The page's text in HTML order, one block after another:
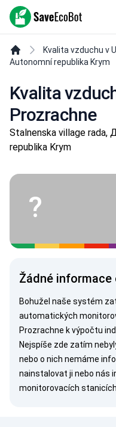
SaveEcoBot
Kvalita vzduchu v
Autonomní republika Krym
Kvalita
Prozrachne
Stalnenska village rada,
republika Krym
?
Žádné
Bohužel naše systém
automatických
Prozrachne k výpočtu
Nejspíše zde zatím
nebo o nich nemáme
nainstalovat ji nebo nás
monitorovacích stanicích.